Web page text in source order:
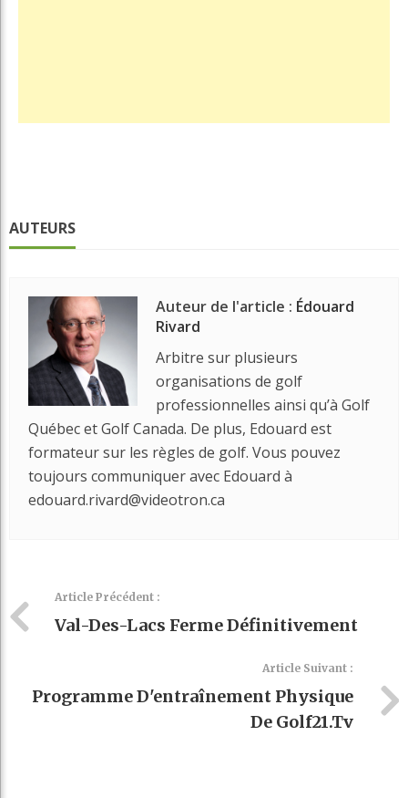
AUTEURS
Auteur de l'article : Édouard
Rivard
Arbitre sur plusieurs
organisations de golf
professionnelles ainsi qu’à Golf
Québec et Golf Canada. De plus, Edouard est
formateur sur les règles de golf. Vous pouvez
toujours communiquer avec Edouard à
edouard.rivard@videotron.ca
Article Précédent :
Val-Des-Lacs Ferme Définitivement
Article Suivant :
Programme D'entraînement Physique
De Golf21.tv